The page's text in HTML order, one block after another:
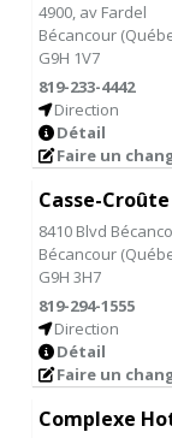
4900, av Fardel
Bécancour (
G9H 1V7
819-233-4442
Direction
Détail
Faire un
Casse-
8410 Blvd
Bécancour (
G9H 3H7
819-294-1555
Direction
Détail
Faire un
Complexe